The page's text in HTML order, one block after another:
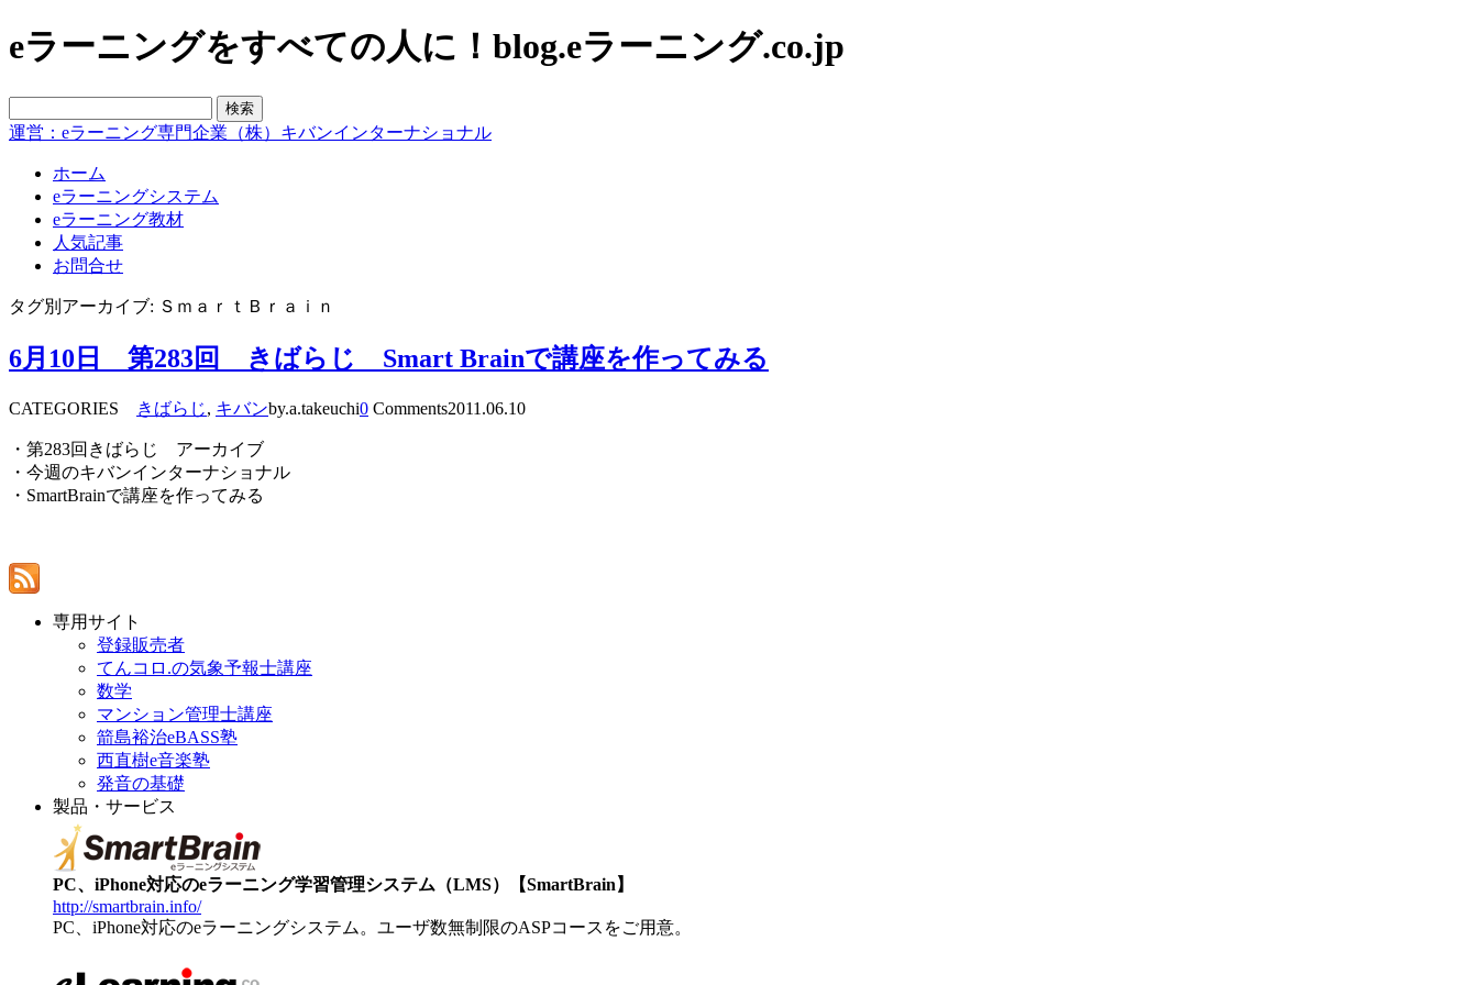
eラーニングをすべての人に！blog.eラーニング.co.jp
運営：eラーニング専門企業（株）キバンインターナショナル
ホーム
eラーニングシステム
eラーニング教材
人気記事
お問合せ
タグ別アーカイブ: ＳｍａｒｔＢｒａｉｎ
6月10日 第283回 きばらじ Smart Brainで講座を作ってみる
CATEGORIES きばらじ, キバンby.a.takeuchi0 Comments2011.06.10
・第283回きばらじ アーカイブ
・今週のキバンインターナショナル
・SmartBrainで講座を作ってみる
専用サイト
登録販売者
てんコロ.の気象予報士講座
数学
マンション管理士講座
箭島裕治eBASS塾
西直樹e音楽塾
発音の基礎
製品・サービス
PC、iPhone対応のeラーニング学習管理システム（LMS）【SmartBrain】
http://smartbrain.info/
PC、iPhone対応のeラーニングシステム。ユーザ数無制限のASPコースをご用意。